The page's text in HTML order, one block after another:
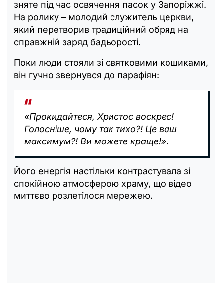
зняте під час освячення пасок у Запоріжжі.
На ролику – молодий служитель церкви,
який перетворив традиційний обряд на
справжній заряд бадьорості.
Поки люди стояли зі святковими кошиками,
він гучно звернувся до парафіян:
«Прокидайтеся, Христос воскрес!
Голосніше, чому так тихо?! Це ваш
максимум?! Ви можете краще!».
Його енергія настільки контрастувала зі
спокійною атмосферою храму, що відео
миттєво розлетілося мережею.